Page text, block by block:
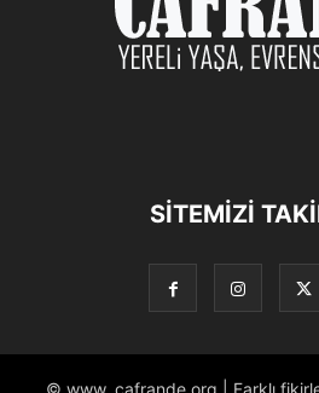
SITEMIZI
© www. cafrande.org | Farklı